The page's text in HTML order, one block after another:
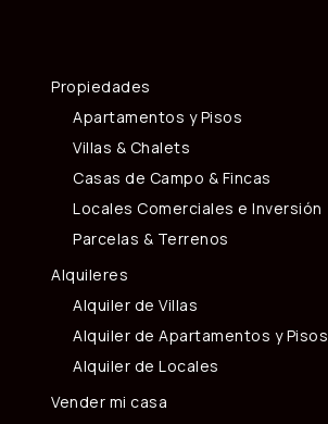
Propiedades
Apartamentos y Pisos
Villas & Chalets
Casas de Campo & Fincas
Locales Comerciales e Inversión
Parcelas & Terrenos
Alquileres
Alquiler de Villas
Alquiler de Apartamentos y Pisos
Alquiler de Locales
Vender mi casa